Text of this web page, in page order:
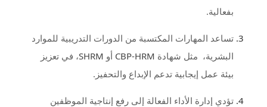
بفعالية.
تساعد المهارات المكتسبة من الدورات التدريبية للموارد
البشرية، مثل شهادة CBP-HRM أو SHRM، في تعزيز
بيئة عمل إيجابية تدعم الإبداع والتحفيز.
تؤدي إدارة الأداء الفعالة إلى رفع إنتاجية الموظفين